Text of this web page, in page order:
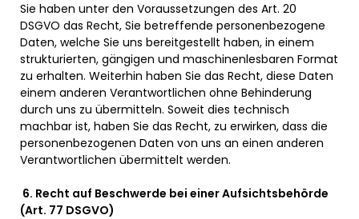
Sie haben unter den Voraussetzungen des Art. 20
DSGVO das Recht, Sie betreffende personenbezogene
Daten, welche Sie uns bereitgestellt haben, in einem
strukturierten, gängigen und maschinenlesbaren Format
zu erhalten. Weiterhin haben Sie das Recht, diese Daten
einem anderen Verantwortlichen ohne Behinderung
durch uns zu übermitteln. Soweit dies technisch
machbar ist, haben Sie das Recht, zu erwirken, dass die
personenbezogenen Daten von uns an einen anderen
Verantwortlichen übermittelt werden.
6. Recht auf Beschwerde bei einer Aufsichtsbehörde
(Art. 77 DSGVO)